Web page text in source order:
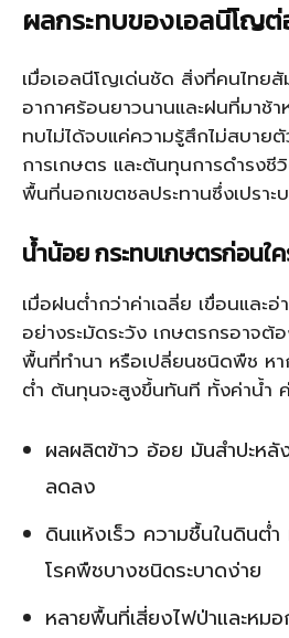
ผลกระทบของเอลนีโญต่
เมื่อเอลนีโญเด่นชัด สิ่งที่คนไทย
อากาศร้อนยาวนานและฝนที่มาช้
ทบไม่ได้จบแค่ความรู้สึกไม่สบาย
การเกษตร และต้นทุนการดำรงชี
พื้นที่นอกเขตชลประทานซึ่งเปราะ
น้ำน้อย กระทบเกษตรก่อนใ
เมื่อฝนต่ำกว่าค่าเฉลี่ย เขื่อนและอ่
อย่างระมัดระวัง เกษตรกรอาจต้
พื้นที่ทำนา หรือเปลี่ยนชนิดพืช หา
ต่ำ ต้นทุนจะสูงขึ้นทันที ทั้งค่าน้ำ
ผลผลิตข้าว อ้อย มันสำปะหลั
ลดลง
ดินแห้งเร็ว ความชื้นในดินต่
โรคพืชบางชนิดระบาดง่าย
หลายพื้นที่เสี่ยงไฟป่าและหม